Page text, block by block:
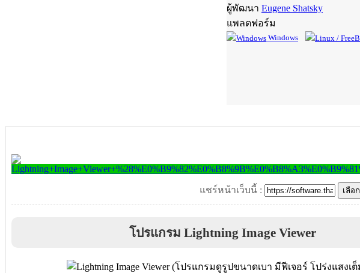
ผู้พัฒนา Eugene Shatsky
แพลตฟอร์ม
Windows
แชร์หน้าเว็บนี้ :
โปรแกรม Lightning Image Viewer